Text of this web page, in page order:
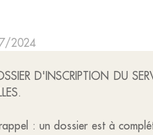
2024
D'INSCRIPTION DU
: un dossier est à